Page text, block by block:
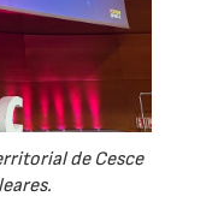
de Cesce